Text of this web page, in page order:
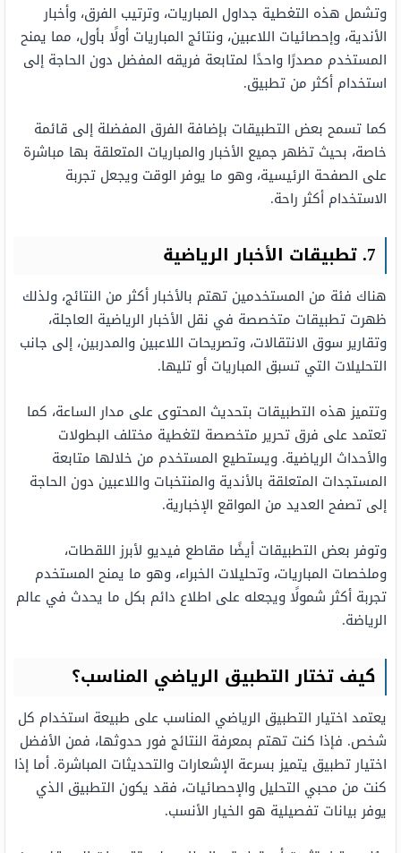
وتشمل هذه التغطية جداول المباريات، وترتيب الفرق، وأخبار
الأندية، وإحصائيات اللاعبين، ونتائج المباريات أولًا بأول، مما يمنح
المستخدم مصدرًا واحدًا لمتابعة فريقه المفضل دون الحاجة إلى
استخدام أكثر من تطبيق.
كما تسمح بعض التطبيقات بإضافة الفرق المفضلة إلى قائمة
خاصة، بحيث تظهر جميع الأخبار والمباريات المتعلقة بها مباشرة
على الصفحة الرئيسية، وهو ما يوفر الوقت ويجعل تجربة
الاستخدام أكثر راحة.
7. تطبيقات الأخبار الرياضية
هناك فئة من المستخدمين تهتم بالأخبار أكثر من النتائج، ولذلك
ظهرت تطبيقات متخصصة في نقل الأخبار الرياضية العاجلة،
وتقارير سوق الانتقالات، وتصريحات اللاعبين والمدربين، إلى جانب
التحليلات التي تسبق المباريات أو تليها.
وتتميز هذه التطبيقات بتحديث المحتوى على مدار الساعة، كما
تعتمد على فرق تحرير متخصصة لتغطية مختلف البطولات
والأحداث الرياضية. ويستطيع المستخدم من خلالها متابعة
المستجدات المتعلقة بالأندية والمنتخبات واللاعبين دون الحاجة
إلى تصفح العديد من المواقع الإخبارية.
وتوفر بعض التطبيقات أيضًا مقاطع فيديو لأبرز اللقطات،
وملخصات المباريات، وتحليلات الخبراء، وهو ما يمنح المستخدم
تجربة أكثر شمولًا ويجعله على اطلاع دائم بكل ما يحدث في عالم
الرياضة.
كيف تختار التطبيق الرياضي المناسب؟
يعتمد اختيار التطبيق الرياضي المناسب على طبيعة استخدام كل
شخص. فإذا كنت تهتم بمعرفة النتائج فور حدوثها، فمن الأفضل
اختيار تطبيق يتميز بسرعة الإشعارات والتحديثات المباشرة. أما إذا
كنت من محبي التحليل والإحصائيات، فقد يكون التطبيق الذي
يوفر بيانات تفصيلية هو الخيار الأنسب.